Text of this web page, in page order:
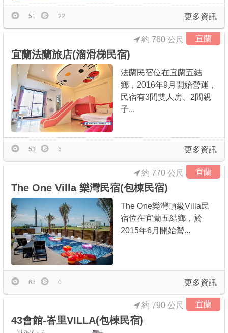
更多資訊
51 22
宜蘭
宜蘭法蘭旅店(溜滑梯民宿)
約 760 公尺
法蘭民宿位在宜蘭五結
鄉，2016年9月開始營運，
民宿有3間雙人房、2間親
子...
更多資訊
53 6
宜蘭
The One Villa 樂灣民宿(包棟民宿)
約 770 公尺
The One樂灣頂級Villa民
宿位在宜蘭五結鄉，於
2015年6月開始營...
更多資訊
63 0
宜蘭
43會館-峇里VILLA(包棟民宿)
約 790 公尺